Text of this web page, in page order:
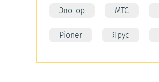
Эвотор МТС
Pioner Ярус